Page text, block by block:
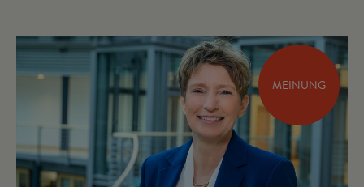
MEINUNG